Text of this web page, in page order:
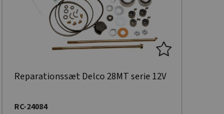
Reparationssæt Delco 28MT serie 12V
RC-24084